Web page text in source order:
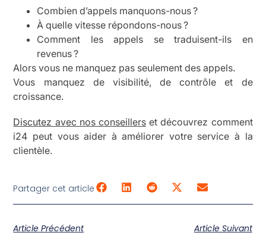
Combien d’appels manquons-nous ?
À quelle vitesse répondons-nous ?
Comment les appels se traduisent-ils en
revenus ?
Alors vous ne manquez pas seulement des appels.
Vous manquez de visibilité, de contrôle et de
croissance.
Discutez avec nos conseillers et découvrez comment
i24 peut vous aider à améliorer votre service à la
clientèle.
Partager cet article
Article Précédent Article Suivant